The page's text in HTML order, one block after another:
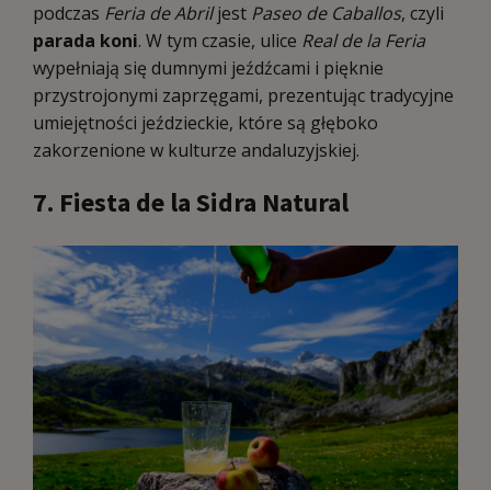
podczas Feria de Abriljest Paseo de Caballos, czyli
parada koni. W tym czasie, ulice Real de la Feria
wypełniają się dumnymi jeźdźcami i pięknie
przystrojonymi zaprzęgami, prezentując tradycyjne
umiejętności jeździeckie, które są głęboko
zakorzenione w kulturze andaluzyjskiej.
7. Fiesta de la Sidra Natural